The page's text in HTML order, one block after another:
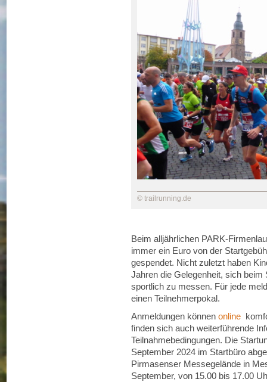
© trailrunning.de
Beim alljährlichen PARK-
immer ein Euro von der
gespendet. Nicht zuletzt haben
Jahren die Gelegenheit, sich
sportlich zu messen. Für jede
einen Teilnehmerpokal.
Anmeldungen können online
finden sich auch weiterführende
Teilnahmebedingungen. Die
September 2024 im Startbüro
Pirmasenser Messegelände in
September, von 15.00 bis 17.00